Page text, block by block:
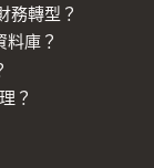
務轉型？
料庫？
？